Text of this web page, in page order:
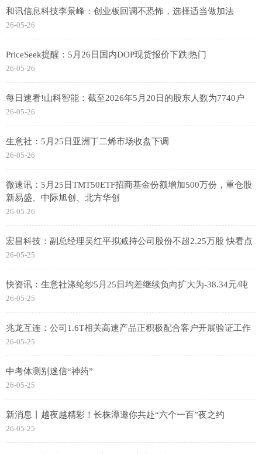
和讯信息科技李景峰：创业板回调不恐怖，选择适当做加法
26-05-26
PriceSeek提醒：5月26日国内DOP现货报价下跌|热门
26-05-26
每日速看!山科智能：截至2026年5月20日的股东人数为7740户
26-05-26
生意社：5月25日亚洲丁二烯市场收盘下调
26-05-26
微速讯：5月25日TMT50ETF招商基金份额增加500万份，重仓股
新易盛、中际旭创、北方华创
26-05-26
宏昌科技：副总经理吴红平拟减持公司股份不超2.25万股 快看点
26-05-25
快资讯：生意社涤纶纱5月25日均差继续负向扩大为-38.34元/吨
26-05-25
兆龙互连：公司1.6T相关高速产品正积极配合客户开展验证工作
26-05-25
中考体测别迷信“神药”
26-05-25
新消息丨越夜越精彩！长株潭邀你共赴“六个一百”夜之约
26-05-25